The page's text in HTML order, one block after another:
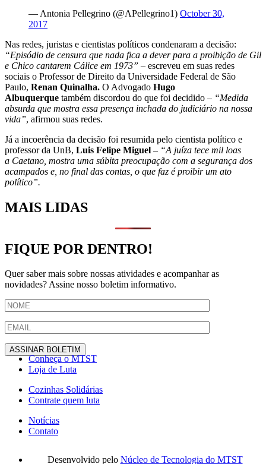
— Antonia Pellegrino (@APellegrino1) October 30,
2017
Nas redes, juristas e cientistas políticos condenaram a decisão:
“Episódio de censura que nada fica a dever para a proibição de Gil
e Chico cantarem Cálice em 1973” – escreveu em suas redes
sociais o Professor de Direito da Universidade Federal de São
Paulo, Renan Quinalha. O Advogado Hugo
Albuquerque também discordou do que foi decidido – “Medida
absurda que mostra essa presença inchada do judiciário na nossa
vida”, afirmou suas redes.
Já a incoerência da decisão foi resumida pelo cientista político e
professor da UnB, Luis Felipe Miguel – “A juíza tece mil loas
a Caetano , mostra uma súbita preocupação com a segurança dos
acampados e, no final das contas, o que faz é proibir um ato
político”.
MAIS LIDAS
FIQUE POR DENTRO!
Quer saber mais sobre nossas atividades e acompanhar as
novidades? Assine nosso boletim informativo.
Conheça o MTST
Loja de Luta
Cozinhas Solidárias
Contrate quem luta
Notícias
Contato
Desenvolvido pelo Núcleo de Tecnologia do MTST